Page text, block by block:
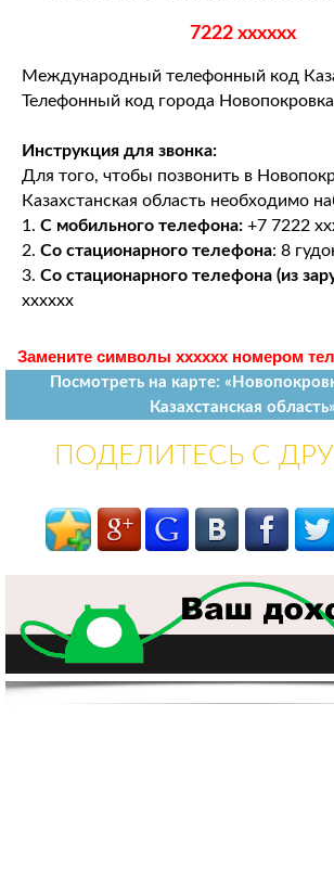
7222 xxxxxx
Международный телефонный код
Телефонный код города
Инструкция для звонка:
Для того, чтобы позвонить в
Казахстанская область необходимо
1. С мобильного телефона: +7 7222
2. Со стационарного телефона: 8
3. Со стационарного телефона (из
xxxxxx
Замените символы xxxxxx номером
Посмотреть на карте:
Казахстанская область»
ПОДЕЛИТЕСЬ С